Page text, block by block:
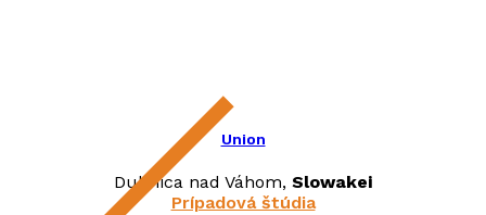
Union
Dubnica nad Váhom, Slowakei
Prípadová štúdia